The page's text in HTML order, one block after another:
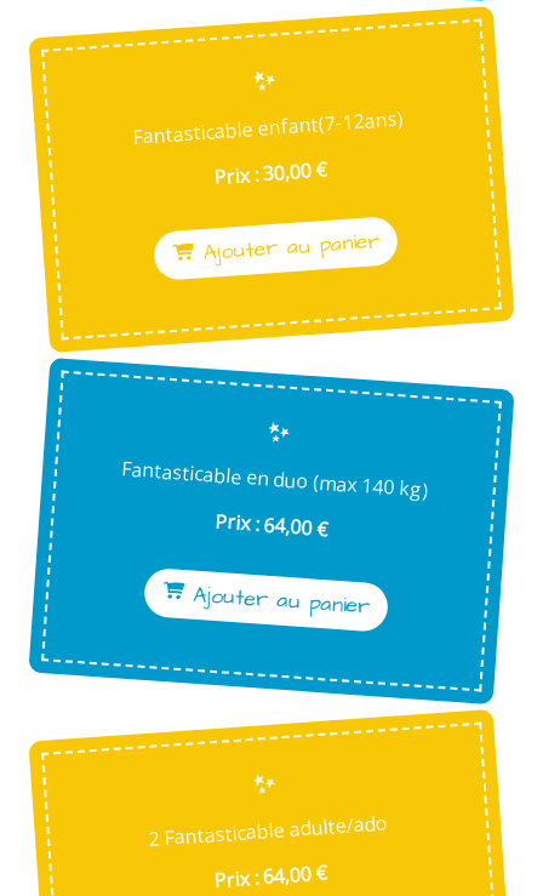
Fantasticable enfant(7-12ans)
Prix : 30,00 €
Ajouter au panier
Fantasticable en duo (max 140 kg)
Prix : 64,00 €
Ajouter au panier
2 Fantasticable adulte/ado
Prix : 64,00 €